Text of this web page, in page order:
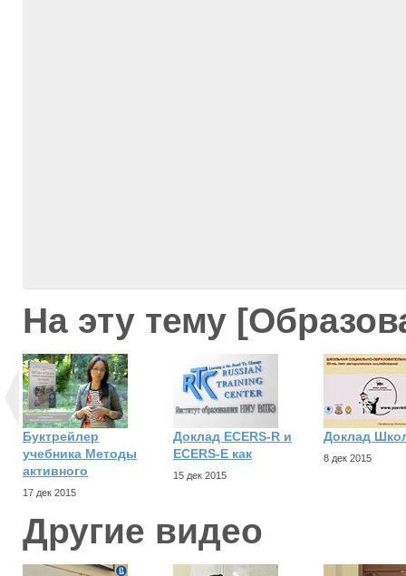
На эту тему
Буктрейлер
учебника Методы
активного
17 дек 2015
Доклад ECERS-R и
ECERS-E как
15 дек 2015
Доклад
8 дек 2015
Другие видео